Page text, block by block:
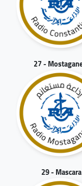
27 -
29 - Mascara